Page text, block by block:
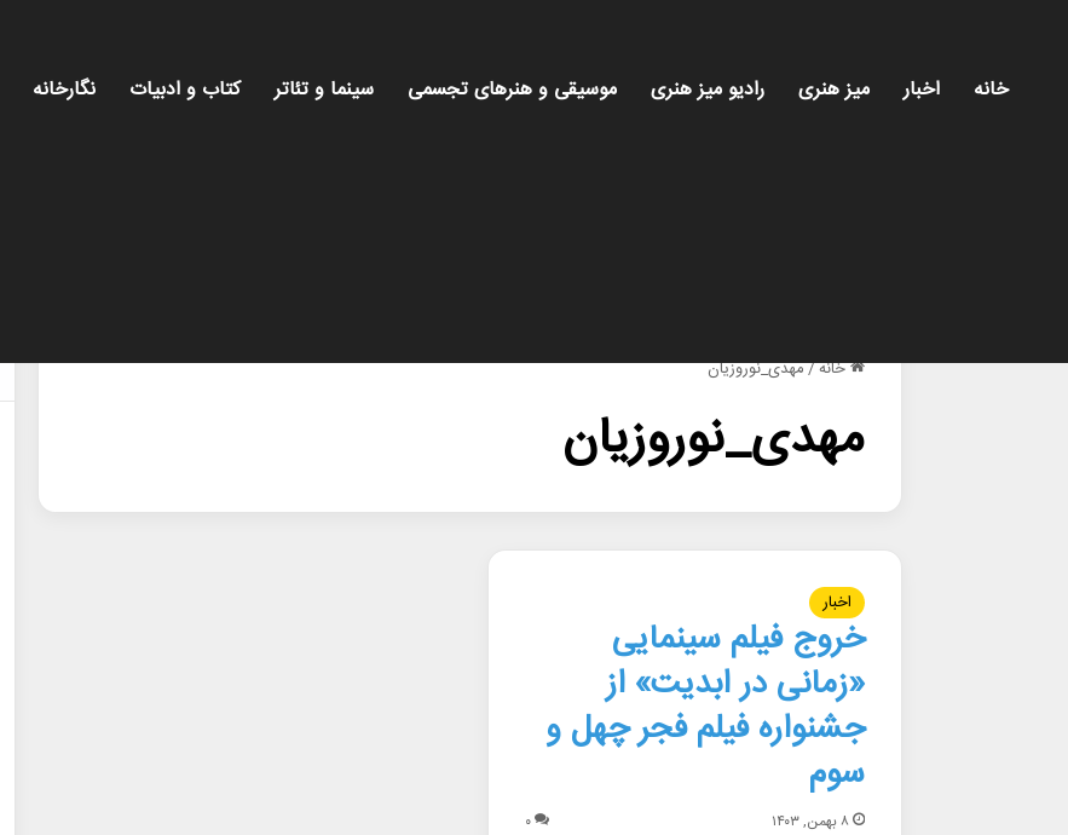
خانه اخبار میز هنری رادیو میز هنری موسیقی و هنرهای تجسمی سینما و تئاتر کتاب و ادبیات نگارخانه
خانه/مهدی_نوروزیان
مهدی_نوروزیان
اخبار
خروج فیلم سینمایی
«زمانی در ابدیت» از
جشنواره فیلم فجر چهل و
سوم
۸ بهمن, ۱۴۰۳ ۰